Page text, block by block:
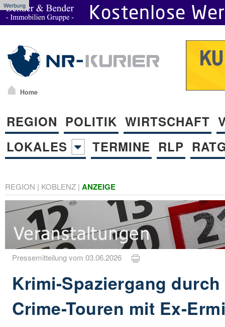
Werbung
Home
REGION POLITIK WIRTSCHAFT
LOKALES
TERMINE RLP
REGION | KOBLENZ | ANZEIGE
Pressemitteilung vom 03.06.2026
Krimi-Spaziergang
Crime-Touren mit Ex-